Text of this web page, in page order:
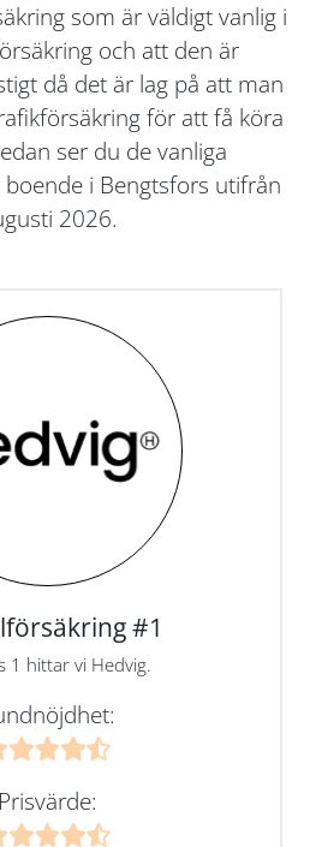
som är väldigt vanlig i
och att den är
då det är lag på att man
för att få köra
ser du de vanliga
i Bengtsfors utifrån
2026.
#1
1 hittar vi Hedvig.
Prisvärde: